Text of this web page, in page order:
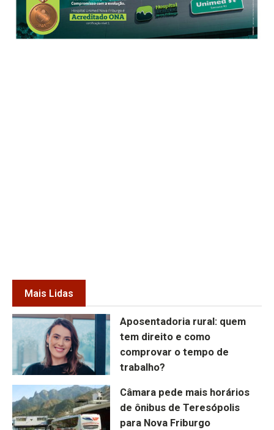
Mais Lidas
Aposentadoria rural: quem
tem direito e como
comprovar o tempo de
trabalho?
Câmara pede mais horários
de ônibus de Teresópolis
para Nova Friburgo